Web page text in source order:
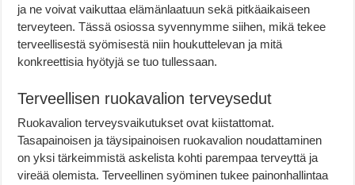
ja ne voivat vaikuttaa elämänlaatuun sekä pitkäaikaiseen
terveyteen. Tässä osiossa syvennymme siihen, mikä tekee
terveellisestä syömisestä niin houkuttelevan ja mitä
konkreettisia hyötyjä se tuo tullessaan.
Terveellisen ruokavalion terveysedut
Ruokavalion terveysvaikutukset ovat kiistattomat.
Tasapainoisen ja täysipainoisen ruokavalion noudattaminen
on yksi tärkeimmistä askelista kohti parempaa terveyttä ja
vireää olemista. Terveellinen syöminen tukee painonhallintaa